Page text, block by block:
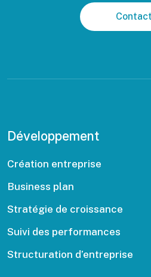
Contact
Développement
Création entreprise
Business plan
Stratégie de croissance
Suivi des performances
Structuration d’entreprise